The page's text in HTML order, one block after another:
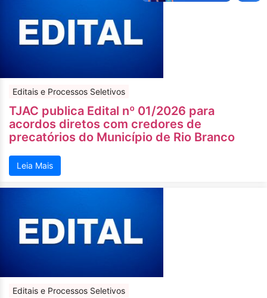
Editais e Processos Seletivos
TJAC publica Edital nº 01/2026 para
acordos diretos com credores de
precatórios do Município de Rio Branco
Leia Mais
Editais e Processos Seletivos